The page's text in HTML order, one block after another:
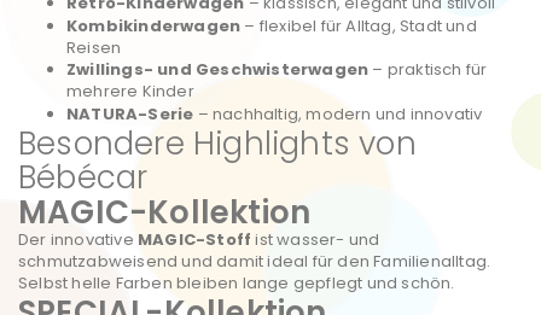
Kombikinderwagen – flexibel für Alltag, Stadt und
Reisen
Zwillings- und Geschwisterwagen – praktisch für
mehrere Kinder
NATURA-Serie – nachhaltig, modern und innovativ
Besondere Highlights von
Bébécar
MAGIC-Kollektion
Der innovative MAGIC-Stoff ist wasser- und
schmutzabweisend und damit ideal für den Familienalltag.
Selbst helle Farben bleiben lange gepflegt und schön.